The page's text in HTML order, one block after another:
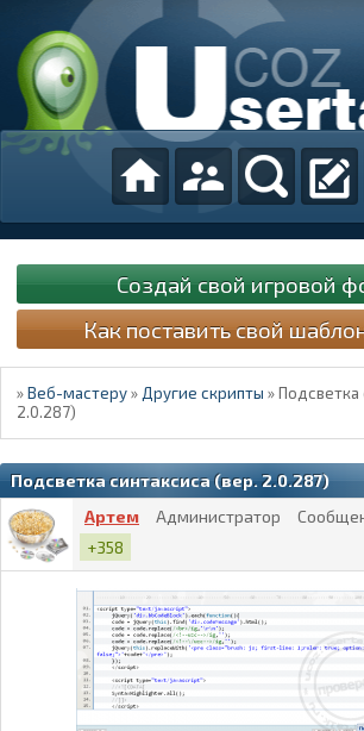
Создай свой игровой
Как поставить свой
»Веб-мастеру »Другие скрипты »Подсветка
2.0.287)
Подсветка синтаксиса (вер. 2.0.287)
Артем Администратор
+358